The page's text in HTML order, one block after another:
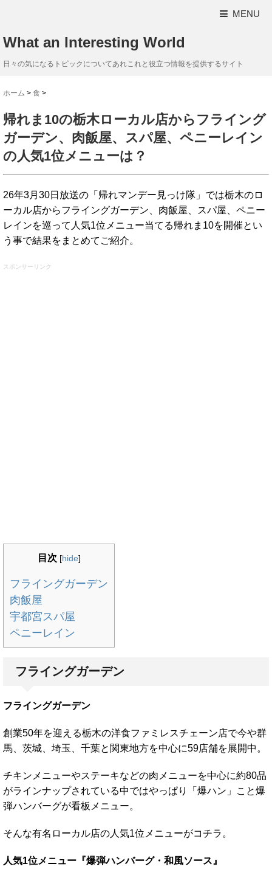
MENU
What an Interesting World
日々の気になるトピックについてあれこれと役立つ情報を提供するサイト
ホーム > 食 >
帰れま10の栃木ローカル店からフライング
ガーデン、肉飯屋、スパ屋、ペニーレイン
の人気1位メニューは？
26年3月30日放送の「帰れマンデー見っけ隊」では栃木のロ
ーカル店からフライングガーデン、肉飯屋、スパ屋、ペニー
レインを巡って人気1位メニュー当てる帰れま10を開催とい
う事で結果をまとめてご紹介。
スポンサーリンク
目次 [hide]
フライングガーデン
肉飯屋
宇都宮スパ屋
ペニーレイン
フライングガーデン
フライングガーデン
創業50年を迎える栃木の洋食ファミレスチェーン店で今や群
馬、茨城、埼玉、千葉と関東地方を中心に59店舗を展開中。
チキンメニューやステーキなどの肉メニューを中心に約80品
がラインナップされている中ではやっぱり「爆ハン」こと爆
弾ハンバーグが看板メニュー。
そんな有名ローカル店の人気1位メニューがコチラ。
人気1位メニュー『爆弾ハンバーグ・和風ソース』